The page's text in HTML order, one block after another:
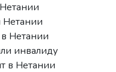
Нетании
Нетании
инвалиду
в Нетании